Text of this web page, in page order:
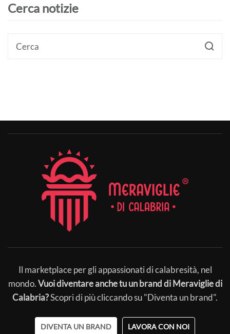
Cerca notizie
Il marketplace per gli appassionati di calabresità, nel
mondo.Vuoi diventare anche tu un brand di Meraviglie di
Calabria?Scopri di più cliccando su "Diventa un brand".
DIVENTA UN BRAND LAVORA CON NOI